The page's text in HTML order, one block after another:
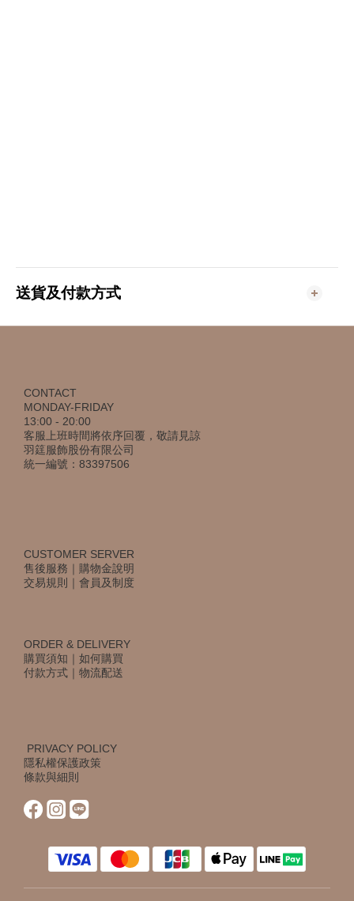
送貨及付款方式
CONTACT
MONDAY-FRIDAY
13:00 - 20:00
客服上班時間將依序回覆，敬請見諒
羽筳服飾股份有限公司
統一編號：83397506
CUSTOMER SERVER
售後服務 ｜ 購物金說明
交易規則
｜ 會員及制度
ORDER & DELIVERY
購買須知 ｜ 如何購買
付款方式 ｜ 物流配送
PRIVACY POLICY
隱私權保護政策
條款與細則